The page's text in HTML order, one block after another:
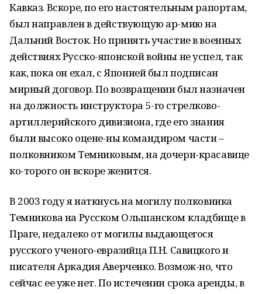
Кавказ. Вскоре, по его настоятельным рапортам,
был направлен в действующую ар-мию на
Дальний Восток. Но принять участие в военных
действиях Русско-японской войны не успел, так
как, пока он ехал, с Японией был подписан
мирный договор. По возвращении был назначен
на должность инструктора 5-го стрелково-
артиллерийского дивизиона, где его знания
были высоко оцене-ны командиром части –
полковником Темниковым, на дочери-красавице
ко-торого он вскоре женится.
В 2003 году я наткнусь на могилу полковника
Темникова на Русском Ольшанском кладбище в
Праге, недалеко от могилы выдающегося
русского ученого-евразийца П.Н. Савицкого и
писателя Аркадия Аверченко. Возмож-но, что
сейчас ее уже нет. По истечении срока аренды, в